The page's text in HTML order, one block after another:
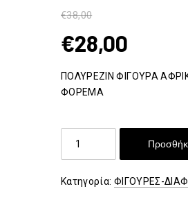
€38,00
€28,00
ΠΟΛΥΡΕΖΙΝ ΦΙΓΟΥΡΑ
ΦΟΡΕΜΑ
ΦΙΓΟΥΡΑ
ΓΥΝΑΙΚΑΣ
Κατηγορία: ΦΙΓΟΥΡΕΣ-